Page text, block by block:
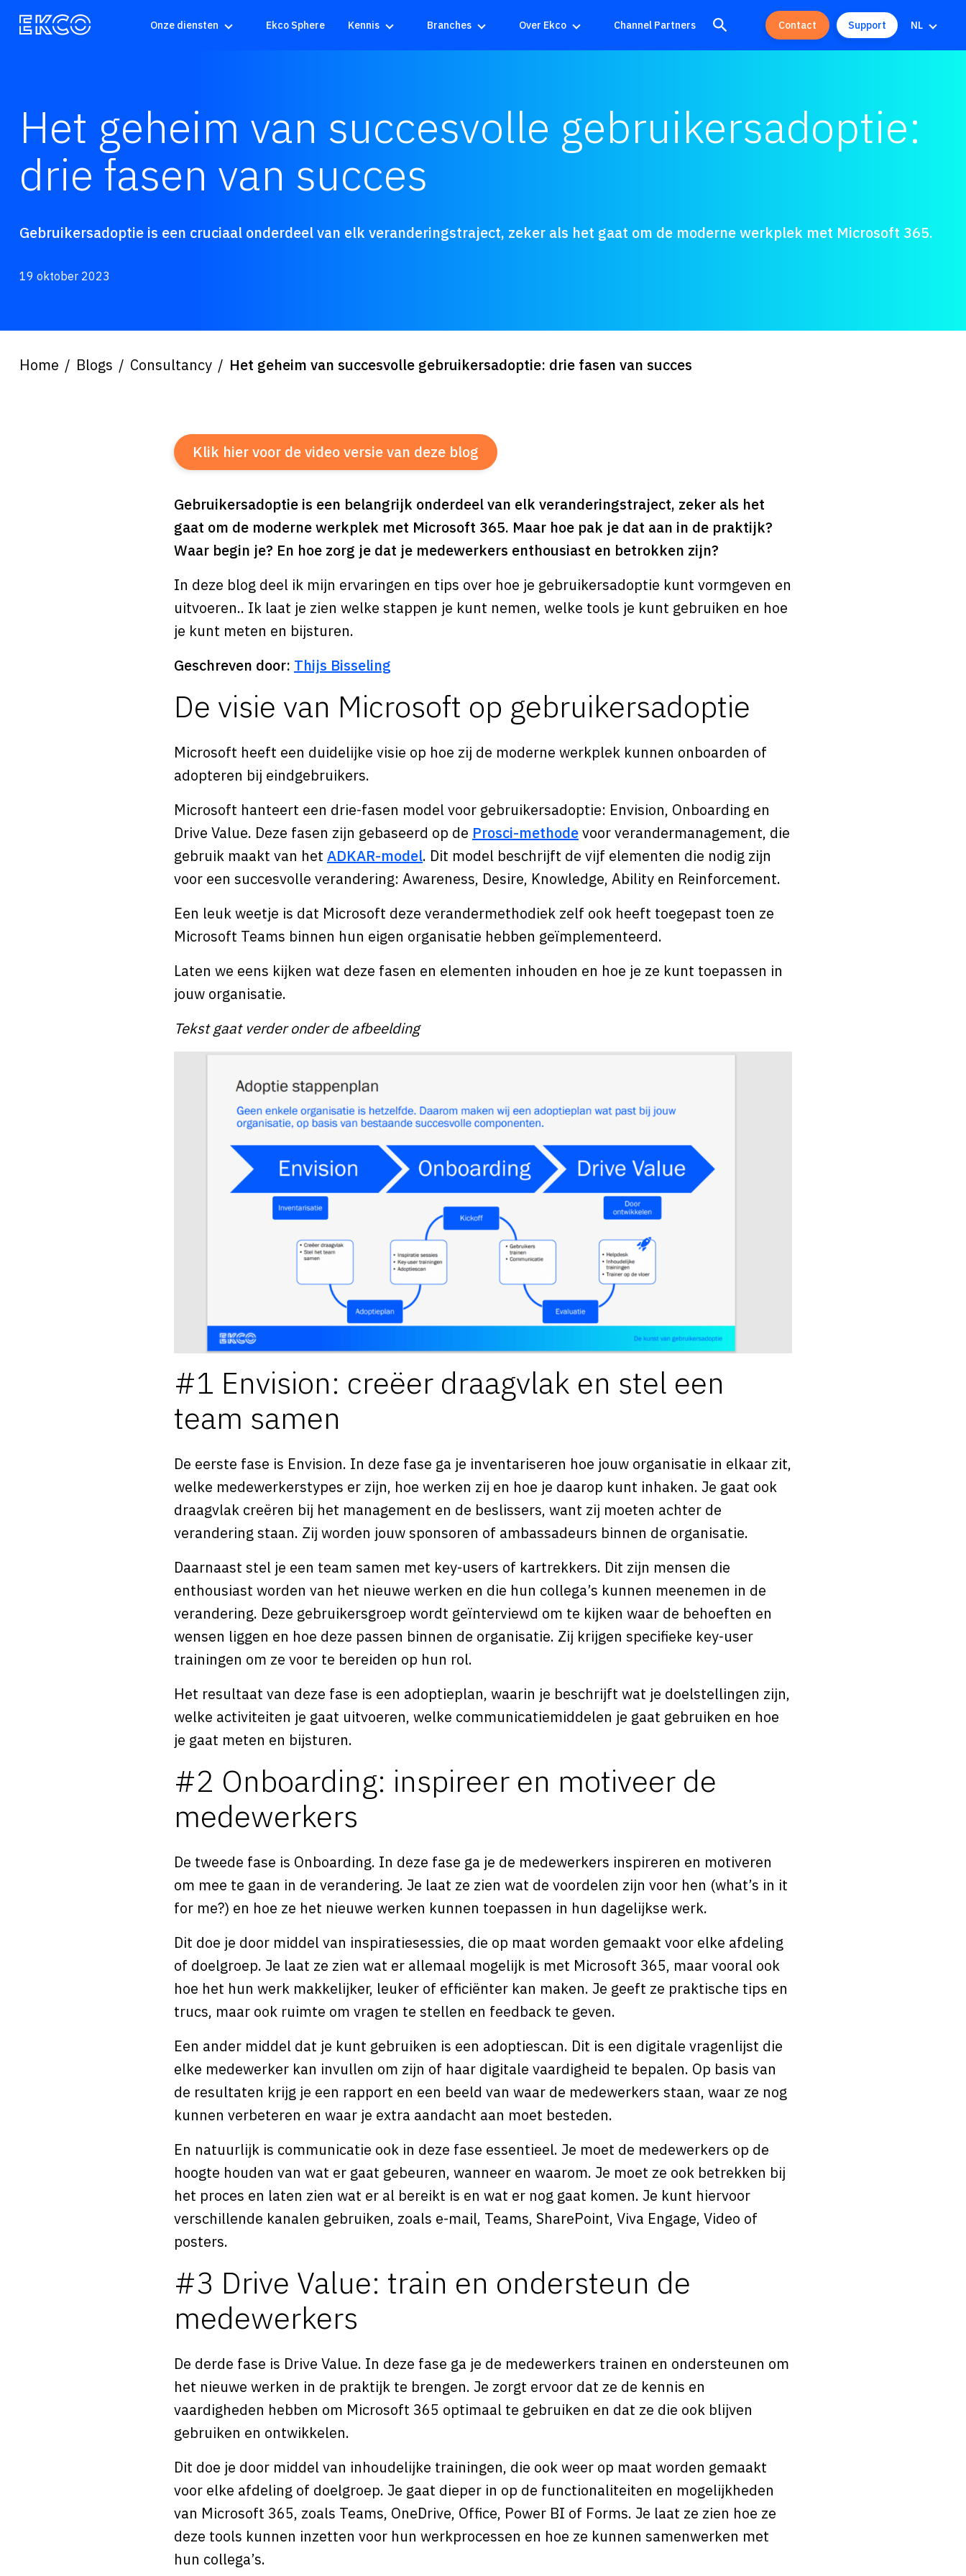
Onze diensten Ekco Sphere Kennis Branches Over Ekco Channel Partners Contact Support NL
Het geheim van succesvolle gebruikersadoptie:
drie fasen van succes
Gebruikersadoptie is een cruciaal onderdeel van elk veranderingstraject, zeker als het gaat om de moderne werkplek met Microsoft 365.
19 oktober 2023
Home Blogs Consultancy Het geheim van succesvolle gebruikersadoptie: drie fasen van succes
Klik hier voor de video versie van deze blog
Gebruikersadoptie is een belangrijk onderdeel van elk veranderingstraject, zeker als het
gaat om de moderne werkplek met Microsoft 365. Maar hoe pak je dat aan in de praktijk?
Waar begin je? En hoe zorg je dat je medewerkers enthousiast en betrokken zijn?
In deze blog deel ik mijn ervaringen en tips over hoe je gebruikersadoptie kunt vormgeven en
uitvoeren.. Ik laat je zien welke stappen je kunt nemen, welke tools je kunt gebruiken en hoe
je kunt meten en bijsturen.
Geschreven door: Thijs Bisseling
De visie van Microsoft op gebruikersadoptie
Microsoft heeft een duidelijke visie op hoe zij de moderne werkplek kunnen onboarden of
adopteren bij eindgebruikers.
Microsoft hanteert een drie-fasen model voor gebruikersadoptie: Envision, Onboarding en
Drive Value. Deze fasen zijn gebaseerd op de Prosci-methodevoor verandermanagement, die
gebruik maakt van het ADKAR-model. Dit model beschrijft de vijf elementen die nodig zijn
voor een succesvolle verandering: Awareness, Desire, Knowledge, Ability en Reinforcement.
Een leuk weetje is dat Microsoft deze verandermethodiek zelf ook heeft toegepast toen ze
Microsoft Teams binnen hun eigen organisatie hebben geïmplementeerd.
Laten we eens kijken wat deze fasen en elementen inhouden en hoe je ze kunt toepassen in
jouw organisatie.
Tekst gaat verder onder de afbeelding
#1 Envision: creëer draagvlak en stel een
team samen
De eerste fase is Envision. In deze fase ga je inventariseren hoe jouw organisatie in elkaar zit,
welke medewerkerstypes er zijn, hoe werken zij en hoe je daarop kunt inhaken. Je gaat ook
draagvlak creëren bij het management en de beslissers, want zij moeten achter de
verandering staan. Zij worden jouw sponsoren of ambassadeurs binnen de organisatie.
Daarnaast stel je een team samen met key-users of kartrekkers. Dit zijn mensen die
enthousiast worden van het nieuwe werken en die hun collega’s kunnen meenemen in de
verandering. Deze gebruikersgroep wordt geïnterviewd om te kijken waar de behoeften en
wensen liggen en hoe deze passen binnen de organisatie. Zij krijgen specifieke key-user
trainingen om ze voor te bereiden op hun rol.
Het resultaat van deze fase is een adoptieplan, waarin je beschrijft wat je doelstellingen zijn,
welke activiteiten je gaat uitvoeren, welke communicatiemiddelen je gaat gebruiken en hoe
je gaat meten en bijsturen.
#2 Onboarding: inspireer en motiveer de
medewerkers
De tweede fase is Onboarding. In deze fase ga je de medewerkers inspireren en motiveren
om mee te gaan in de verandering. Je laat ze zien wat de voordelen zijn voor hen (what’s in it
for me?) en hoe ze het nieuwe werken kunnen toepassen in hun dagelijkse werk.
Dit doe je door middel van inspiratiesessies, die op maat worden gemaakt voor elke afdeling
of doelgroep. Je laat ze zien wat er allemaal mogelijk is met Microsoft 365, maar vooral ook
hoe het hun werk makkelijker, leuker of efficiënter kan maken. Je geeft ze praktische tips en
trucs, maar ook ruimte om vragen te stellen en feedback te geven.
Een ander middel dat je kunt gebruiken is een adoptiescan. Dit is een digitale vragenlijst die
elke medewerker kan invullen om zijn of haar digitale vaardigheid te bepalen. Op basis van
de resultaten krijg je een rapport en een beeld van waar de medewerkers staan, waar ze nog
kunnen verbeteren en waar je extra aandacht aan moet besteden.
En natuurlijk is communicatie ook in deze fase essentieel. Je moet de medewerkers op de
hoogte houden van wat er gaat gebeuren, wanneer en waarom. Je moet ze ook betrekken bij
het proces en laten zien wat er al bereikt is en wat er nog gaat komen. Je kunt hiervoor
verschillende kanalen gebruiken, zoals e-mail, Teams, SharePoint, Viva Engage, Video of
posters.
#3 Drive Value: train en ondersteun de
medewerkers
De derde fase is Drive Value. In deze fase ga je de medewerkers trainen en ondersteunen om
het nieuwe werken in de praktijk te brengen. Je zorgt ervoor dat ze de kennis en
vaardigheden hebben om Microsoft 365 optimaal te gebruiken en dat ze die ook blijven
gebruiken en ontwikkelen.
Dit doe je door middel van inhoudelijke trainingen, die ook weer op maat worden gemaakt
voor elke afdeling of doelgroep. Je gaat dieper in op de functionaliteiten en mogelijkheden
van Microsoft 365, zoals Teams, OneDrive, Office, Power BI of Forms. Je laat ze zien hoe ze
deze tools kunnen inzetten voor hun werkprocessen en hoe ze kunnen samenwerken met
hun collega’s.